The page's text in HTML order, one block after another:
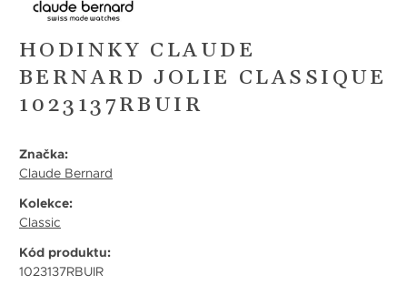
HODINKY CLAUDE
BERNARD JOLIE CLASSIQUE
1023137RBUIR
Značka:
Claude Bernard
Kolekce:
Classic
Kód produktu:
1023137RBUIR